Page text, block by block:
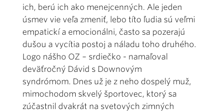
ich, berú ich ako menejcenných. Ale jeden
úsmev vie veľa zmeniť, lebo títo ľudia sú veľmi
empatickí a emocionálni, často sa pozerajú
dušou a vycítia postoj a náladu toho druhého.
Logo nášho OZ – srdiečko - namaľoval
deväťročný Dávid s Downovým
syndrómom. Dnes už je z neho dospelý muž,
mimochodom skvelý športovec, ktorý sa
zúčastnil dvakrát na svetových zimných